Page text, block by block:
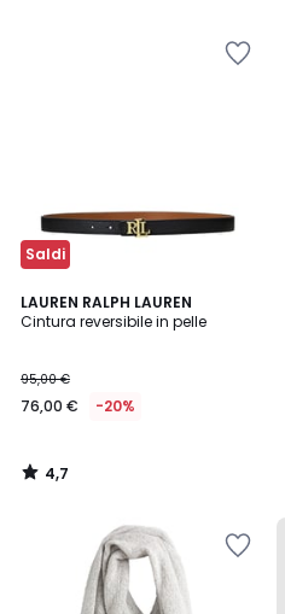
Saldi
LAUREN RALPH LAUREN
Cintura reversibile in pelle
95,00 €
76,00 € -20%
4,7
/ 5
4,7
/